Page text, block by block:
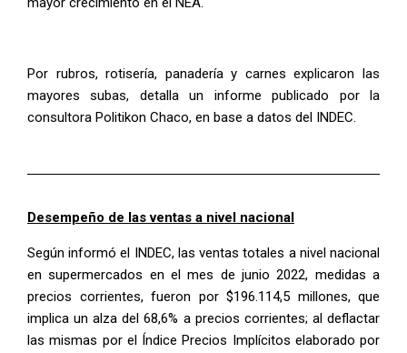
Por rubros, rotisería, panadería y carnes explicaron las
mayores subas, detalla un informe publicado por la
consultora Politikon Chaco, en base a datos del INDEC.
Desempeño de las ventas a nivel nacional
Según informó el INDEC, las ventas totales a nivel nacional
en supermercados en el mes de junio 2022, medidas a
precios corrientes, fueron por $196.114,5 millones, que
implica un alza del 68,6% a precios corrientes; al deflactar
las mismas por el Índice Precios Implícitos elaborado por